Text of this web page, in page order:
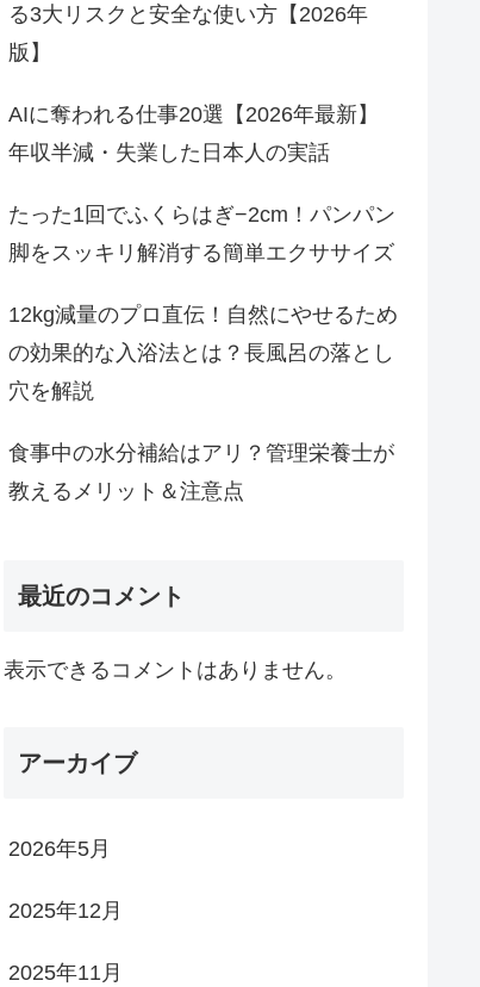
る3大リスクと安全な使い方【2026年
版】
AIに奪われる仕事20選【2026年最新】
年収半減・失業した日本人の実話
たった1回でふくらはぎ−2cm！パンパン
脚をスッキリ解消する簡単エクササイズ
12kg減量のプロ直伝！自然にやせるため
の効果的な入浴法とは？長風呂の落とし
穴を解説
食事中の水分補給はアリ？管理栄養士が
教えるメリット＆注意点
最近のコメント
表示できるコメントはありません。
アーカイブ
2026年5月
2025年12月
2025年11月